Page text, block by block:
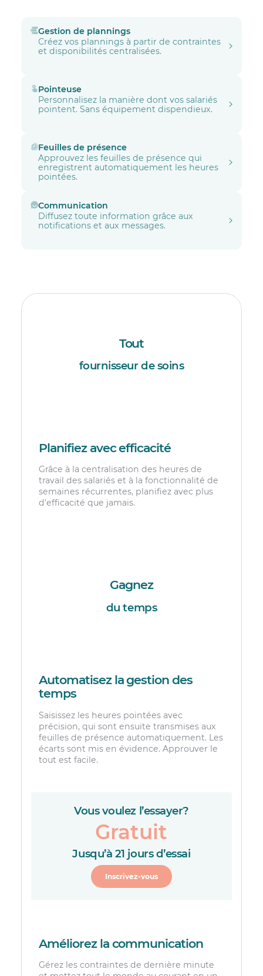
Gestion de plannings
Créez vos plannings à partir de contraintes
et disponibilités centralisées.
Pointeuse
Personnalisez la manière dont vos salariés
pointent. Sans équipement dispendieux.
Feuilles de présence
Approuvez les feuilles de présence qui
enregistrent automatiquement les heures
pointées.
Communication
Diffusez toute information grâce aux
notifications et aux messages.
Tout
fournisseur de soins
Planifiez avec efficacité
Grâce à la centralisation des heures de
travail des salariés et à la fonctionnalité de
semaines récurrentes, planifiez avec plus
d’efficacité que jamais.
Gagnez
du temps
Automatisez la gestion des
temps
Saisissez les heures pointées avec
précision, qui sont ensuite transmises aux
feuilles de présence automatiquement. Les
écarts sont mis en évidence. Approuver le
tout est facile.
Vous voulez l’essayer?
Gratuit
Jusqu’à 21 jours d’essai
Inscrivez-vous
Améliorez la communication
Gérez les contraintes de dernière minute